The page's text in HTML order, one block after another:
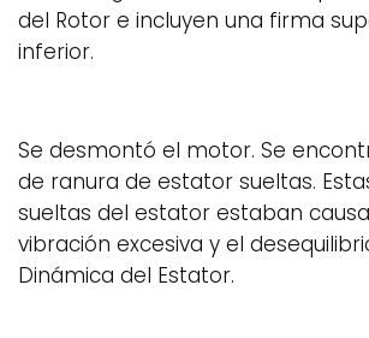
del Rotor e incluyen una firma
inferior.
Se desmontó el motor. Se
de ranura de estator sueltas.
sueltas del estator estaban
vibración excesiva y el
Dinámica del Estator.